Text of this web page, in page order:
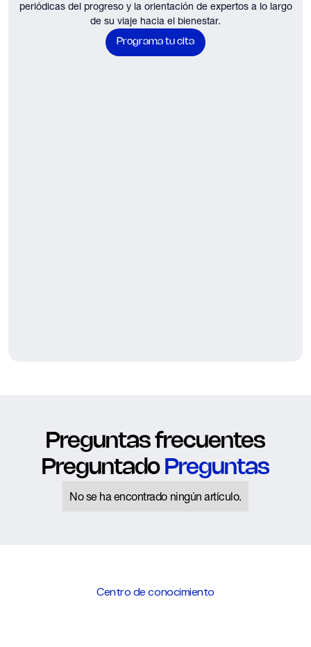
periódicas del progreso y la orientación de expertos a lo largo
de su viaje hacia el bienestar.
Programa tu cita
Preguntas frecuentes
Preguntado Preguntas
No se ha encontrado ningún artículo.
Centro de conocimiento